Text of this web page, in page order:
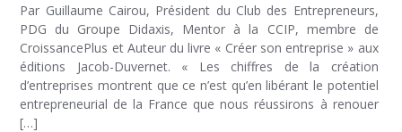
Par Guillaume Cairou, Président du Club des Entrepreneurs,
PDG du Groupe Didaxis, Mentor à la CCIP, membre de
CroissancePlus et Auteur du livre « Créer son entreprise » aux
éditions Jacob-Duvernet. « Les chiffres de la création
d’entreprises montrent que ce n’est qu’en libérant le potentiel
entrepreneurial de la France que nous réussirons à renouer
[…]